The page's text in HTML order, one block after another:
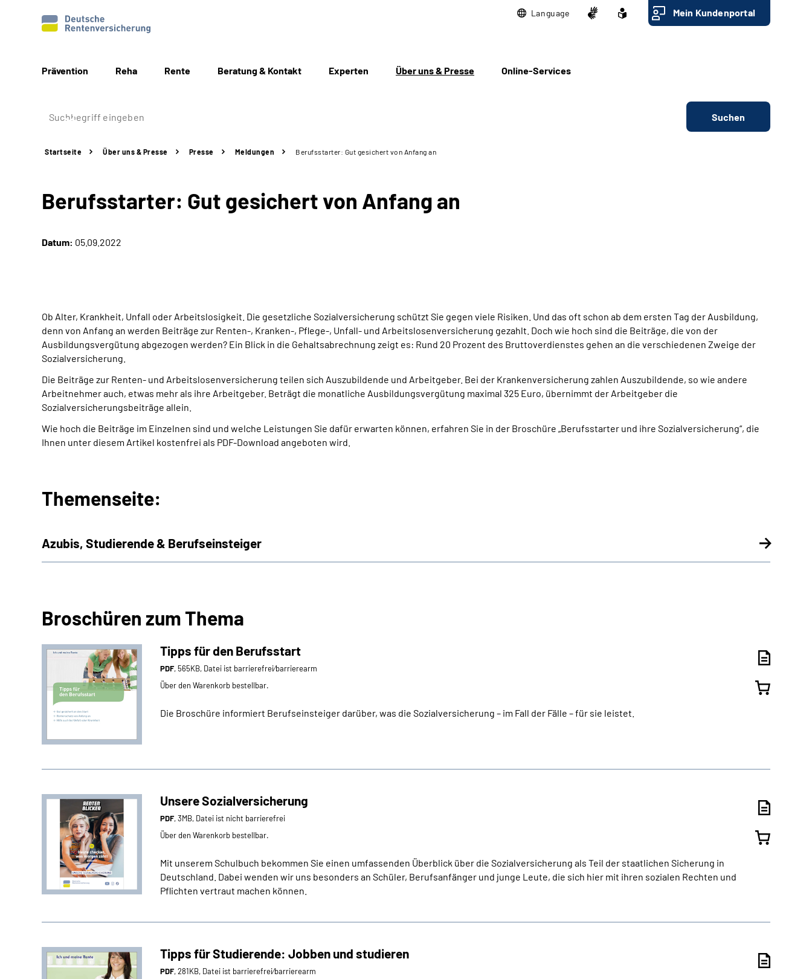
Language Mein Kundenportal
Prävention Reha Rente Beratung & Kontakt Experten Über uns & Presse Online-Services
Suchen
Startseite Über uns & Presse Presse Meldungen Berufsstarter: Gut gesichert von Anfang an
Berufsstarter: Gut gesichert von Anfang an
Datum: 05.09.2022
Ob Alter, Krankheit, Unfall oder Arbeitslosigkeit. Die gesetzliche Sozialversicherung schützt Sie gegen viele Risiken. Und das oft schon ab dem ersten Tag der Ausbildung,
denn von Anfang an werden Beiträge zur Renten-, Kranken-, Pflege-, Unfall- und Arbeitslosenversicherung gezahlt. Doch wie hoch sind die Beiträge, die von der
Ausbildungsvergütung abgezogen werden? Ein Blick in die Gehaltsabrechnung zeigt es: Rund 20 Prozent des Bruttoverdienstes gehen an die verschiedenen Zweige der
Sozialversicherung.
Die Beiträge zur Renten- und Arbeitslosenversicherung teilen sich Auszubildende und Arbeitgeber. Bei der Krankenversicherung zahlen Auszubildende, so wie andere
Arbeitnehmer auch, etwas mehr als ihre Arbeitgeber. Beträgt die monatliche Ausbildungsvergütung maximal 325 Euro, übernimmt der Arbeitgeber die
Sozialversicherungsbeiträge allein.
Wie hoch die Beiträge im Einzelnen sind und welche Leistungen Sie dafür erwarten können, erfahren Sie in der Broschüre „Berufsstarter und ihre Sozialversicherung“, die
Ihnen unter diesem Artikel kostenfrei als PDF-Download angeboten wird.
Themenseite:
Azubis, Studierende & Berufseinsteiger
Broschüren zum Thema
Tipps für den Berufsstart
PDF, 565KB, Datei ist barrierefrei⁄barrierearm
Über den Warenkorb bestellbar.
Die Broschüre informiert Berufseinsteiger darüber, was die Sozialversicherung – im Fall der Fälle – für sie leistet.
Unsere Sozialversicherung
PDF, 3MB, Datei ist nicht barrierefrei
Über den Warenkorb bestellbar.
Mit unserem Schulbuch bekommen Sie einen umfassenden Überblick über die Sozialversicherung als Teil der staatlichen Sicherung in
Deutschland. Dabei wenden wir uns besonders an Schüler, Berufsanfänger und junge Leute, die sich hier mit ihren sozialen Rechten und
Pflichten vertraut machen können.
Tipps für Studierende: Jobben und studieren
PDF, 281KB, Datei ist barrierefrei⁄barrierearm